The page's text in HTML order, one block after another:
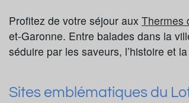
Profitez de votre séjour aux Thermes
et-Garonne. Entre balades dans la
séduire par les saveurs, l’histoire et
Sites emblématiques du